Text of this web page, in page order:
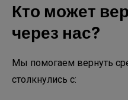
Кто может
через нас?
Мы помогаем вернуть
столкнулись с: